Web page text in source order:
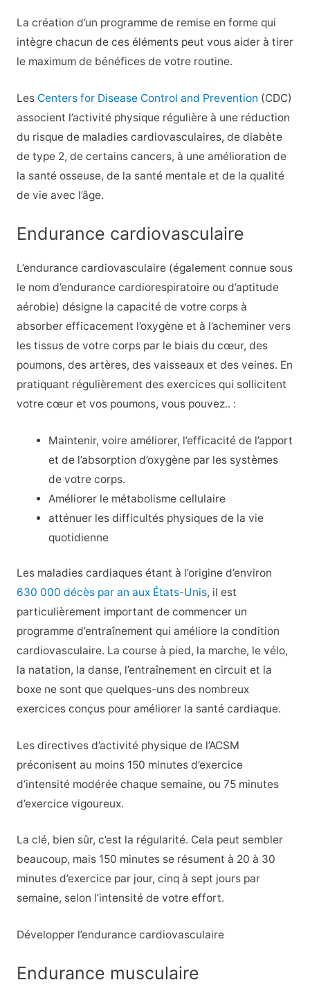
La création d’un programme de remise en forme qui
intègre chacun de ces éléments peut vous aider à tirer
le maximum de bénéfices de votre routine.
Les Centers for Disease Control and Prevention (CDC)
associent l’activité physique régulière à une réduction
du risque de maladies cardiovasculaires, de diabète
de type 2, de certains cancers, à une amélioration de
la santé osseuse, de la santé mentale et de la qualité
de vie avec l’âge.
Endurance cardiovasculaire
L’endurance cardiovasculaire (également connue sous
le nom d’endurance cardiorespiratoire ou d’aptitude
aérobie) désigne la capacité de votre corps à
absorber efficacement l’oxygène et à l’acheminer vers
les tissus de votre corps par le biais du cœur, des
poumons, des artères, des vaisseaux et des veines. En
pratiquant régulièrement des exercices qui sollicitent
votre cœur et vos poumons, vous pouvez.. :
Maintenir, voire améliorer, l’efficacité de l’apport
et de l’absorption d’oxygène par les systèmes
de votre corps.
Améliorer le métabolisme cellulaire
atténuer les difficultés physiques de la vie
quotidienne
Les maladies cardiaques étant à l’origine d’environ
630 000 décès par an aux États-Unis, il est
particulièrement important de commencer un
programme d’entraînement qui améliore la condition
cardiovasculaire. La course à pied, la marche, le vélo,
la natation, la danse, l’entraînement en circuit et la
boxe ne sont que quelques-uns des nombreux
exercices conçus pour améliorer la santé cardiaque.
Les directives d’activité physique de l’ACSM
préconisent au moins 150 minutes d’exercice
d’intensité modérée chaque semaine, ou 75 minutes
d’exercice vigoureux.
La clé, bien sûr, c’est la régularité. Cela peut sembler
beaucoup, mais 150 minutes se résument à 20 à 30
minutes d’exercice par jour, cinq à sept jours par
semaine, selon l’intensité de votre effort.
Développer l’endurance cardiovasculaire
Endurance musculaire